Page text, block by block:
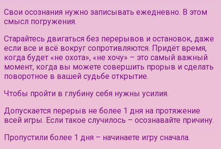
Свои осознания нужно записывать ежедневно. В этом
смысл погружения.
Старайтесь двигаться без перерывов и остановок, даже
если все и всё вокруг сопротивляются. Придёт время,
когда будет «не охота», «не хочу» – это самый важный
момент, когда вы можете совершить прорыв и сделать
поворотное в вашей судьбе открытие.
Чтобы пройти в глубину себя нужны усилия.
Допускается перерыв не более 1 дня на протяжение
всей игры. Если такое случилось – осознавайте причину.
Пропустили более 1 дня – начинаете игру сначала.